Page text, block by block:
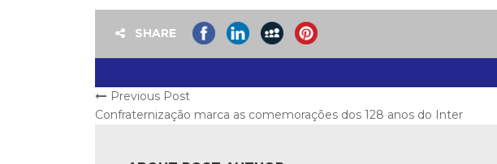
SHARE
Previous Post
Confraternização marca as comemorações dos 128 anos do Inter